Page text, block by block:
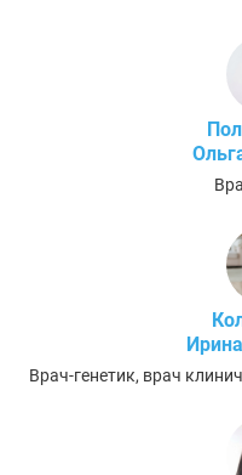
Врач-генетик, врач